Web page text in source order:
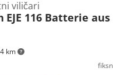
km
viličari
EJE 116 Batterie aus